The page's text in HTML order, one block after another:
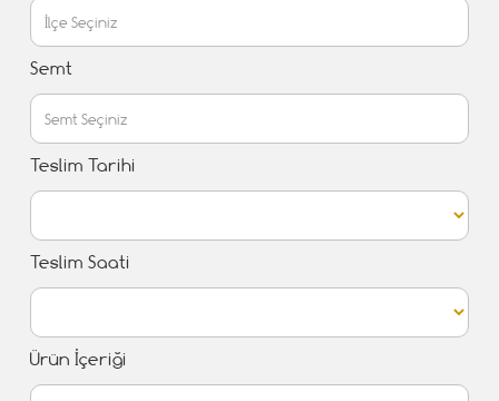
Semt
Teslim Tarihi
Teslim Saati
Ürün İçeriği